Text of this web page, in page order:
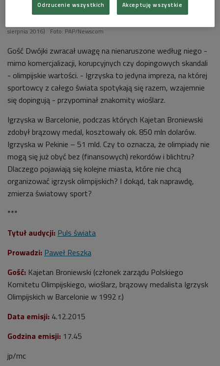
Koła olimpijskie w Madureira Park w Rio de Janeiro. To brazylijskie miasto
sierpnia 2016)
Foto: PAP/Newscom
Gość Dwójki zwracał uwagę na nienaruszone według niego -
mimo komercjalizacji, korupcyjnych czy dopingowych skandali
- olimpijskie wartości. - Igrzyska to jedyna impreza, na której
sportowcy z całego świata spotykają się razem, wzajemnie
się dopingują - przypominał znakomity wioślarz.
Igrzyska w Barcelonie, podczas których Kajetan Broniewski
zdobył brązowy medal, kosztowały ok. 850 mln dolarów.
Igrzyska w Pekinie – 51 mld. Czy to oznacza, że olimpiady nie
mogą się już obyć bez (finansowych) rekordów i blichtru?
Dlaczego pojawiają się kolejne miasta, które nie chcą
organizować igrzysk olimpijskich? I dokąd, tak naprawdę,
zmierza światowy sport?
***
Tytuł audycji: Puls świata
Prowadzi: Paweł Reszka
Gość: Kajetan Broniewski (członek zarządu Polskiego
Komitetu Olimpijskiego, wioślarz, brązowy medalista Igrzysk
Olimpijskich w Barcelonie w 1992 r.)
Data emisji: 4.12.2015
Godzina emisji: 17.45
jp/mc
Odrzucenie wszystkich Akceptuję wszystkie